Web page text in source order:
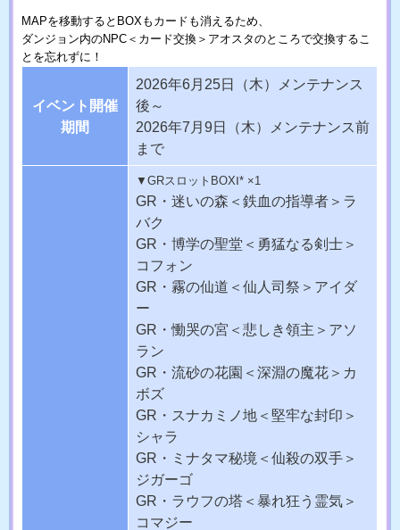
MAPを移動するとBOXもカードも消えるため、
ダンジョン内のNPC＜カード交換＞アオスタのところで交換するこ
とを忘れずに！
イベント開催
期間
2026年6月25日（木）メンテナンス
後～
2026年7月9日（木）メンテナンス前
まで
▼GRスロットBOXⅠ* ×1
GR・迷いの森 ＜鉄血の指導者＞ラ
バク
GR・博学の聖堂 ＜勇猛なる剣士＞
コフォン
GR・霧の仙道 ＜仙人司祭＞アイダ
ー
GR・慟哭の宮 ＜悲しき領主＞アソ
ラン
GR・流砂の花園 ＜深淵の魔花＞カ
ボズ
GR・スナカミノ地＜堅牢な封印＞
シャラ
GR・ミナタマ秘境 ＜仙殺の双手＞
ジガーゴ
GR・ラウフの塔＜暴れ狂う霊気＞
コマジー